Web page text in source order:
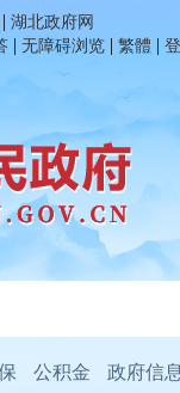
| 湖北政府网
| 无障碍浏览 | 繁體 |
公积金 政府信